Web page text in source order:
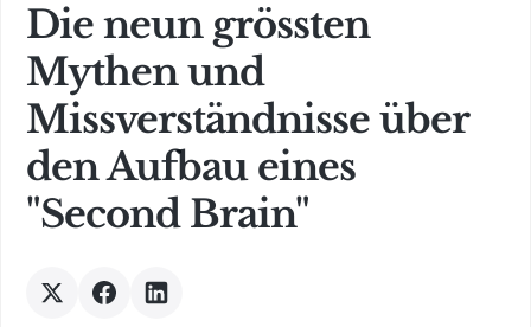
Die neun grössten
Mythen und
Missverständnisse über
den Aufbau eines
"Second Brain"